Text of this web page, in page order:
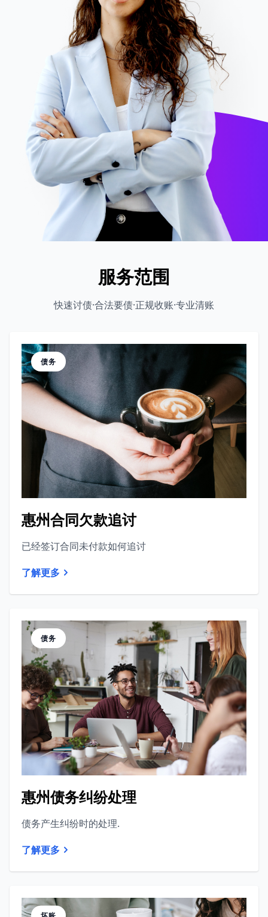
服务范围
快速讨债·合法要债·正规收账·专业清账
债务
惠州合同欠款追讨
已经签订合同未付款如何追讨
了解更多
债务
惠州债务纠纷处理
债务产生纠纷时的处理.
了解更多